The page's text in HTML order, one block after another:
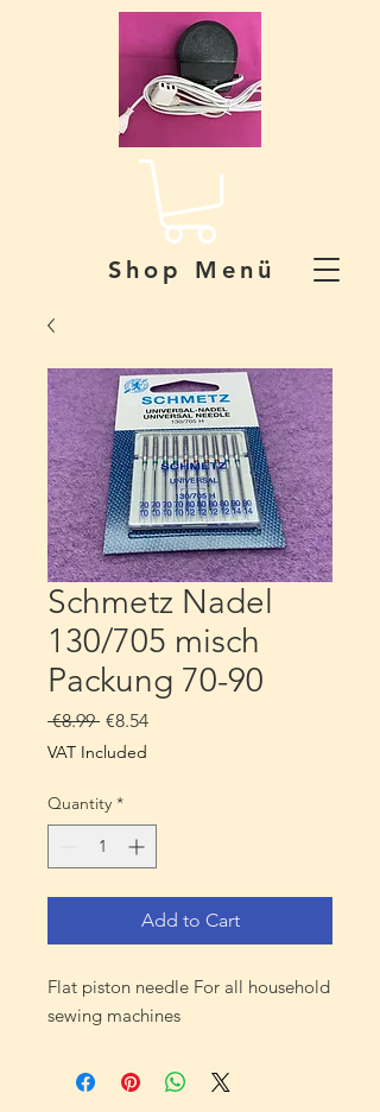
Shop Menü
Schmetz Nadel
130/705 misch
Packung 70-90
€8.99 Regular
Price
€8.54Sale
VAT Included
Quantity *
Add to Cart
Flat piston needle For all household
sewing machines